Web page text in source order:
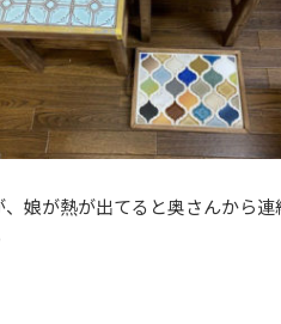
娘が熱が出てると奥さんから連